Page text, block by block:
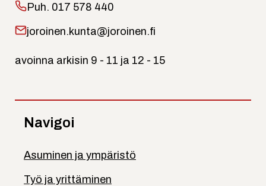
Puh. 017 578 440
joroinen.kunta@joroinen.fi
avoinna arkisin 9 - 11 ja 12 - 15
Navigoi
Asuminen ja ympäristö
Työ ja yrittäminen